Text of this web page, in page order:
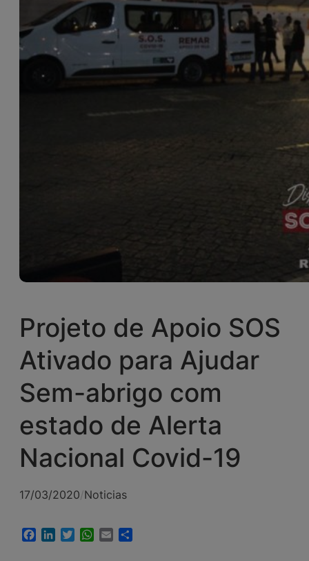
Projeto de Apoio SOS
Ativado para Ajudar
Sem-abrigo com
estado de Alerta
Nacional Covid-19
17/03/2020/Noticias
Facebook
LinkedInTwitterWhatsApp
Email